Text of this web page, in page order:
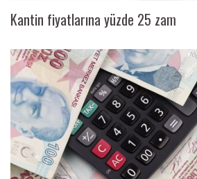
Kantin fiyatlarına yüzde 25 zam